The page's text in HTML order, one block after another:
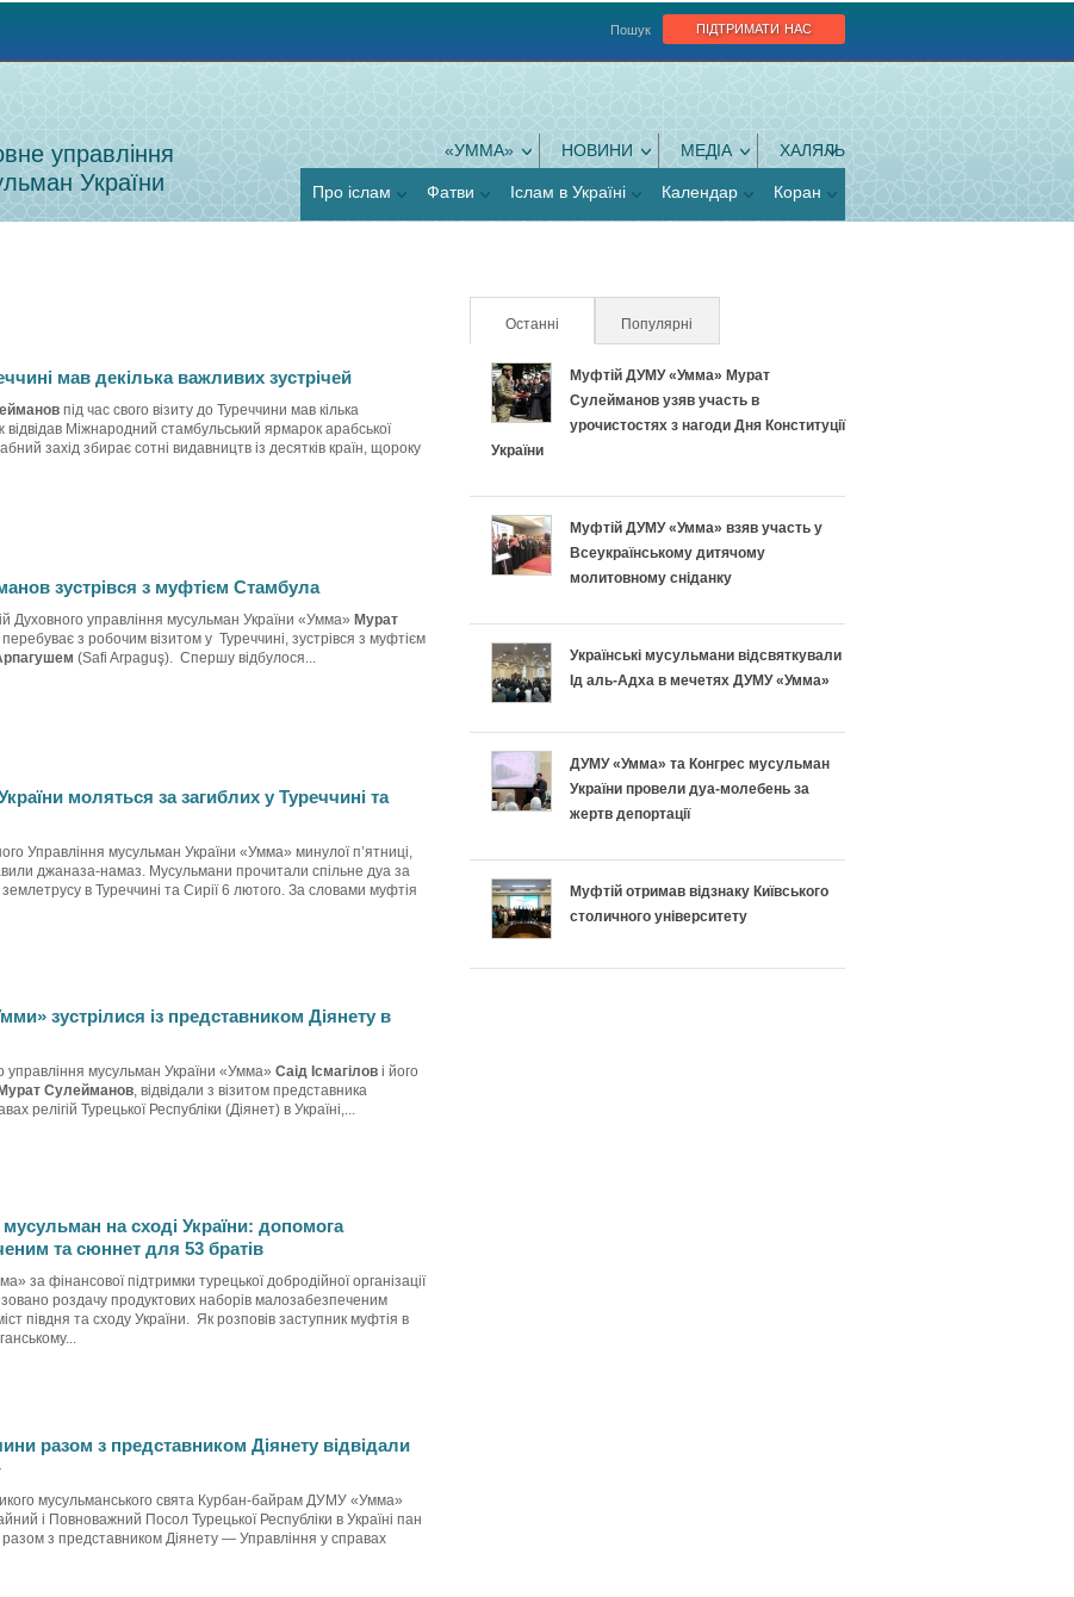
підтримати нас
Пошук
управління
України
«УММА» НОВИНИ МЕДІА ХАЛЯЛЬ
Про іслам Фатви Іслам в Україні Календар Коран
мав декілька важливих зустрічей
під час свого візиту до Туреччини мав кілька
відвідав Міжнародний стамбульський ярмарок арабської
захід збирає сотні видавництв із десятків країн, щороку
зустрівся з муфтієм Стамбула
Духовного управління мусульман України «Умма» Мурат
з робочим візитом у Туреччині, зустрівся з муфтієм
(Safi Arpaguş). Спершу відбулося...
моляться за загиблих у Туреччині та
Управління мусульман України «Умма» минулої п’ятниці,
джаназа-намаз. Мусульмани прочитали спільне дуа за
землетрусу в Туреччині та Сирії 6 лютого. За словами муфтія
зустрілися із представником Діянету в
управління мусульман України «Умма» Саід Ісмагілов і його
Мурат Сулейманов, відвідали з візитом представника
релігій Турецької Республіки (Діянет) в Україні,...
на сході України: допомога
та сюннет для 53 братів
за фінансової підтримки турецької добродійної організації
роздачу продуктових наборів малозабезпеченим
півдня та сходу України. Як розповів заступник муфтія в
разом з представником Діянету відвідали
мусульманського свята Курбан-байрам ДУМУ «Умма»
і Повноважний Посол Турецької Республіки в Україні пан
разом з представником Діянету — Управління у справах
Останні (активна вкладка)
Популярні
Муфтій ДУМУ «Умма» Мурат
Сулейманов узяв участь в
урочистостях з нагоди Дня Конституції
України
Муфтій ДУМУ «Умма» взяв участь у
Всеукраїнському дитячому
молитовному сніданку
Українські мусульмани відсвяткували
Ід аль-Адха в мечетях ДУМУ «Умма»
ДУМУ «Умма» та Конгрес мусульман
України провели дуа-молебень за
жертв депортації
Муфтій отримав відзнаку Київського
столичного університету